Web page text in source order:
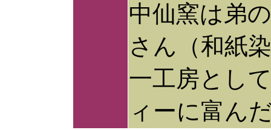
中仙窯は弟
さん（和紙
一工房とし
ィーに富ん